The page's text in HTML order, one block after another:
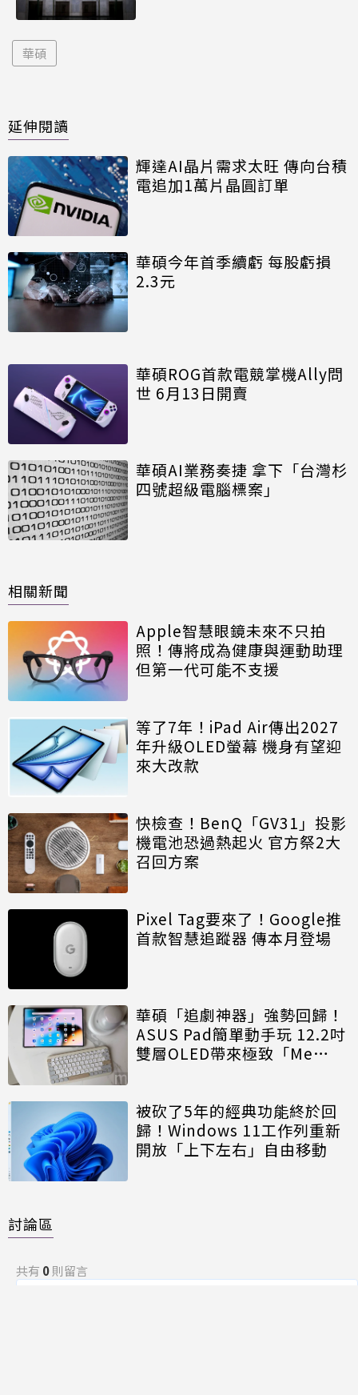
華碩
延伸閱讀
輝達AI晶片需求太旺 傳向台積
電追加1萬片晶圓訂單
華碩今年首季續虧 每股虧損
2.3元
華碩ROG首款電競掌機Ally問
世 6月13日開賣
華碩AI業務奏捷 拿下「台灣杉
四號超級電腦標案」
相關新聞
Apple智慧眼鏡未來不只拍
照！傳將成為健康與運動助理
但第一代可能不支援
等了7年！iPad Air傳出2027
年升級OLED螢幕 機身有望迎
來大改款
快檢查！BenQ「GV31」投影
機電池恐過熱起火 官方祭2大
召回方案
Pixel Tag要來了！Google推
首款智慧追蹤器 傳本月登場
華碩「追劇神器」強勢回歸！
ASUS Pad簡單動手玩 12.2吋
雙層OLED帶來極致「Me
被砍了5年的經典功能終於回
歸！Windows 11工作列重新
開放「上下左右」自由移動
討論區
共有 0則留言